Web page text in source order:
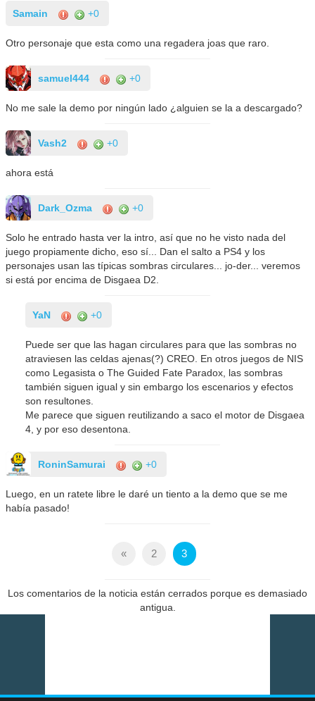
Samain +0
Otro personaje que esta como una regadera joas que raro.
samuel444 +0
No me sale la demo por ningún lado ¿alguien se la a descargado?
Vash2 +0
ahora está
Dark_Ozma +0
Solo he entrado hasta ver la intro, así que no he visto nada del
juego propiamente dicho, eso sí... Dan el salto a PS4 y los
personajes usan las típicas sombras circulares... jo-der... veremos
si está por encima de Disgaea D2.
YaN +0
Puede ser que las hagan circulares para que las sombras no
atraviesen las celdas ajenas(?) CREO. En otros juegos de NIS
como Legasista o The Guided Fate Paradox, las sombras
también siguen igual y sin embargo los escenarios y efectos
son resultones.
Me parece que siguen reutilizando a saco el motor de Disgaea
4, y por eso desentona.
RoninSamurai +0
Luego, en un ratete libre le daré un tiento a la demo que se me
había pasado!
« 2 3
Los comentarios de la noticia están cerrados porque es demasiado
antigua.